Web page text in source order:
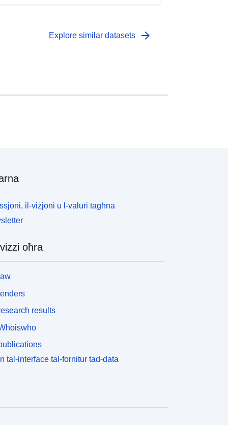
Explore similar datasets arrow_forward
il-viżjoni u l-valuri tagħna
oħra
results
tal-interface tal-fornitur tad-data